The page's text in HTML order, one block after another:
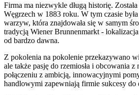
Firma ma niezwykle długą historię.
Węgrzech w 1883 roku. W tym czasie
warzyw, która znajdowała się w samym
tradycją Wiener Brunnenmarkt -
od bardzo dawna.
Z pokolenia na pokolenie przekazywano
ale także pasję do rzemiosła i obcowania
połączeniu z ambicją, innowacyjnymi
handlowymi zapewniają firmie sukcesy do